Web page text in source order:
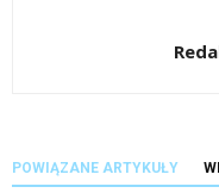
POWIĄZANE ARTYKUŁY